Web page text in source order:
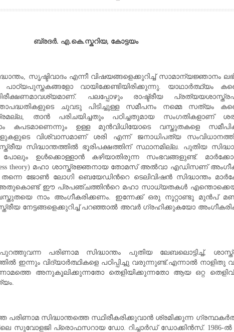
ബ്രദര്‍. എ.കെ.സ്കറിയ, കോട്ടയം
സൃഷ്ടിവാദം എന്നീ വിഷയങ്ങളെക്കുറിച്ച് സാമാന്യജ്ഞാനം
വായിക്കേണ്ടിയിരിക്കുന്നു. യാഥാര്‍ത്ഥ്യം
പലപ്പോഴും രാഷ്ട്രീയ
ചുവടു പിടിച്ചുള്ള സമീപനം നമ്മെ സത്യം
താന്‍ പരിചയിച്ചതും പഠിച്ചതുമായ സംഗതികളാണ്
കപടമാണെന്നും ഉള്ള മുന്‍വിധിയോടെ വസ്തുതകളെ
വിശ്വാസമാണ് ശരി എന്ന് ജനാധിപത്യ
സിദ്ധാന്തത്തില്‍ ഭൂരിപക്ഷത്തിന് സ്ഥാനമില്ല. പുതിയ
പോലും ഉള്‍ക്കൊള്ളാന്‍ കഴിയാതിരുന്ന സംഭവങ്ങളുണ്ട്.
theory) മഹാ ശാസ്ത്രജ്ഞനായ തോമസ്‌ അല്‍വാ എഡിസണ്
ജോണ്‍ ലോഗി ബെയേഡിന്‍റെ ടെലിവിഷന്‍ സിദ്ധാന്തം
അതുകൊണ്ട് ഈ പ്രപഞ്ചത്തിന്‍റെ മഹാ സാധ്യതകള്‍
നാം അംഗീകരിക്കണം. ഇന്നേക്ക് ഒരു നൂറ്റാണ്ടു മുന്‍പ്‌
നേട്ടങ്ങളെക്കുറിച്ച് പറഞ്ഞാല്‍ അവര്‍ ഗ്രഹിക്കുകയോ
പരിണാമ സിദ്ധാന്തം പുതിയ ലേബലൊട്ടിച്ച്,
ഇന്നും വിദ്യാര്‍ത്ഥികളെ പഠിപ്പിച്ചു വരുന്നുണ്ട്.എന്നാല്‍ നാളിതു
അനുകൂലിക്കുന്നതോ തെളിയിക്കുന്നതോ ആയ ഒറ്റ
പരിണാമ സിദ്ധാന്തത്തെ സ്ഥിരീകരിക്കുവാന്‍ ശ്രമിക്കുന്ന
സുവോളജി പ്രൊഫസറായ ഡോ. റിച്ചാര്‍ഡ്‌ ഡോക്കിന്‍സ്. 1986-ല്‍